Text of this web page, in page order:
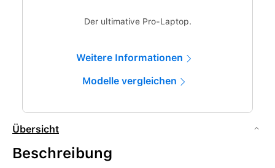
Der ultimative Pro-Laptop.
Weitere Informationen
Modelle vergleichen
Übersicht
Beschreibung